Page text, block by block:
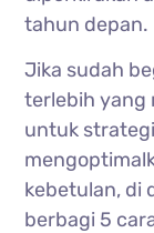
tahun depan.
Jika sudah
terlebih
untuk
kebetulan, di
berbagi 5